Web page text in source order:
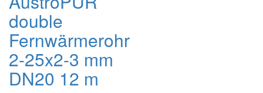
double
Fernwärmerohr
2-25x2-3 mm
DN20 12 m